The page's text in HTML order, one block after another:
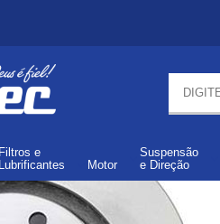
Filtros e
Lubrificantes
Motor
Suspensão
e Direção